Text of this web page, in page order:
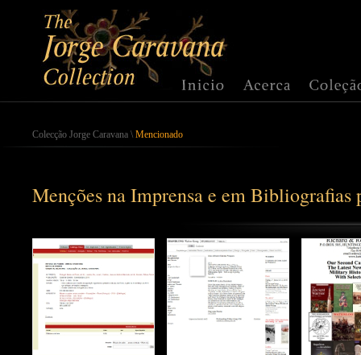
Colecção Jorge Caravana \ Mencionado
Menções na Imprensa e em Bibliografias